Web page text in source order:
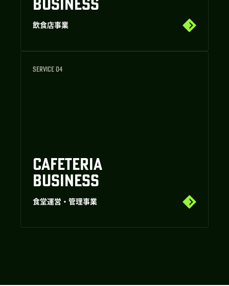
飲食店事業
SERVICE 04
CAFETERIA
BUSINESS
食堂運営・管理事業